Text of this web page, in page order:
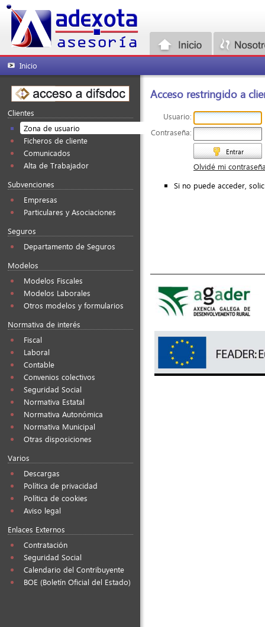
Inicio
Clientes
Zona de usuario
Ficheros de cliente
Comunicados
Alta de Trabajador
Subvenciones
Empresas
Particulares y Asociaciones
Seguros
Departamento de Seguros
Modelos
Modelos Fiscales
Modelos Laborales
Otros modelos y formularios
Normativa de interés
Fiscal
Laboral
Contable
Convenios colectivos
Seguridad Social
Normativa Estatal
Normativa Autonómica
Normativa Municipal
Otras disposiciones
Varios
Descargas
Política de privacidad
Política de cookies
Aviso legal
Enlaces Externos
Contratación
Seguridad Social
Calendario del Contribuyente
BOE (Boletín Oficial del Estado)
Acceso restringido a
Usuario:
Contraseña:
Entrar
Olvidé mi
Si no puede acceder,